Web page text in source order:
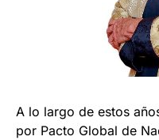
A lo largo de estos
por Pacto Global de